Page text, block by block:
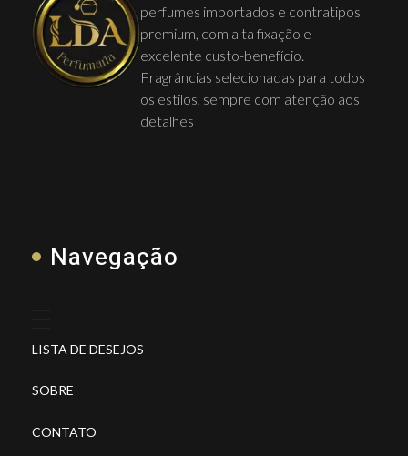
perfumes importados e contratipos
premium, com alta fixação e
excelente custo-benefício.
Fragrâncias selecionadas para todos
os estilos, sempre com atenção aos
detalhes
Navegação
LISTA DE DESEJOS
SOBRE
CONTATO